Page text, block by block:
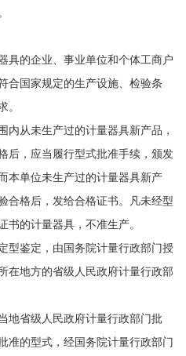
的企业、事业单位和个体工商户
合国家规定的生产设施、检验条
。
未生产过的计量器具新产品，
后，应当履行型式批准手续，颁发
本单位未生产过的计量器具新产
合格后，发给合格证书。凡未经型
书的计量器具，不准生产。
鉴定，由国务院计量行政部门授
在地方的省级人民政府计量行政部
省级人民政府计量行政部门批
准的型式，经国务院计量行政部门